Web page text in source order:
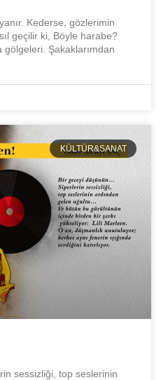
Kederse, gözlerimin
geçilir ki, Böyle harabe?
gölgeleri. Şakaklarımdan
KÜLTÜR&SANAT
sessizliği, top seslerinin